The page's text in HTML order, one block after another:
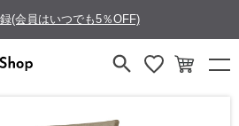
(会員はいつでも5％OFF)